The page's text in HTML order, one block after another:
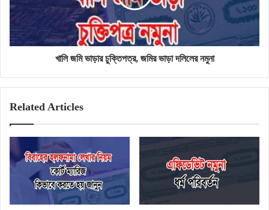
ভাড়া
নমুনা
খালি জমি ভাড়ার চুক্তিপত্র, জমির ভাড়া দলিলের নমুনা
Related Articles